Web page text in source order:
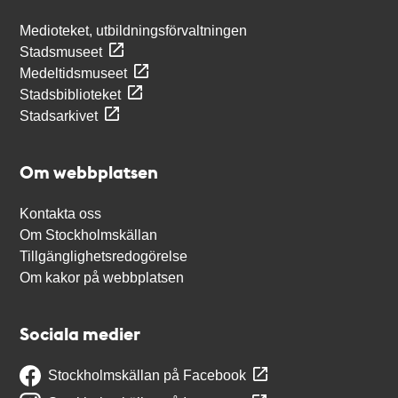
Medioteket, utbildningsförvaltningen
Stadsmuseet
Medeltidsmuseet
Stadsbiblioteket
Stadsarkivet
Om webbplatsen
Kontakta oss
Om Stockholmskällan
Tillgänglighetsredogörelse
Om kakor på webbplatsen
Sociala medier
Stockholmskällan på Facebook